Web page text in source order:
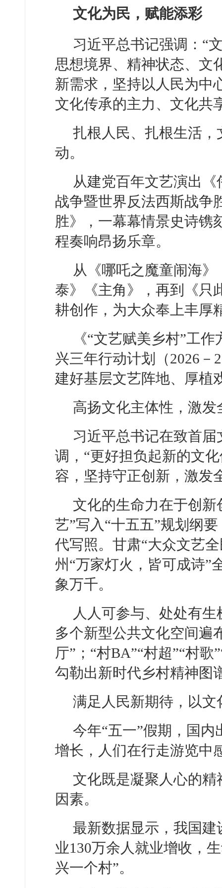
文化为民，赋能添彩
习近平总书记强调：“
思想境界、精神状态、文
新需求，坚持以人民为中
文化传承的主力、文化共
扎根人民、扎根生活
动。
从建党百年文艺演出
战争暨世界反法西斯战争
胜》，一幕幕情景史诗镌
程奏响昂扬乐章。
从《哪吒之魔童闹海
泰》《主角》，再到《只
耕创作，为大众奉上丰厚
《“文艺赋美乡村”工
兴三年行动计划（2026－
建好基层文艺阵地、厚植
高扬文化主体性，激
习近平总书记在致首
调，“更好担负起新的文
容，坚持守正创新，激发
文化的生命力在于创
艺”写入“十五五”规划纲
代写照。甘肃“大众文艺
州“万家灯火，皆可成诗
象万千。
人人可参与、处处有
多个新型公共文化空间遍
厅”；“村BA”“村超”“村
勾勒出新时代乡村精神图
满足人民新期待，以
今年“五一”假期，国
增长，人们在行走游览中
文化既是凝聚人心的
因素。
最新数据显示，我国建
业130万余人就业增收，
兴一个村”。